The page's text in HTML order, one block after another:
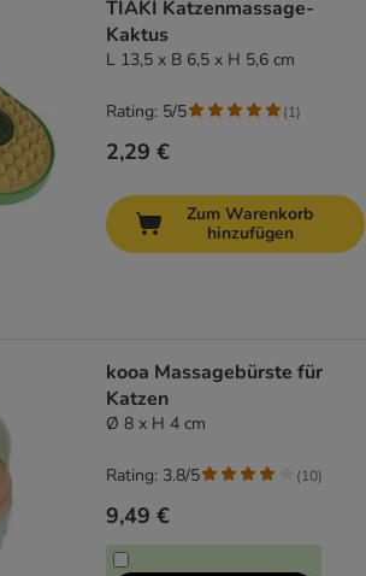
TIAKI Katzenmassage-
Kaktus
L 13,5 x B 6,5 x H 5,6 cm
2,29 €
Rating: 5/5 (1)
Zum Warenkorb
hinzufügen
kooa Massagebürste für
Katzen
Ø 8 x H 4 cm
9,49 €
Rating: 3.8/5 (10)